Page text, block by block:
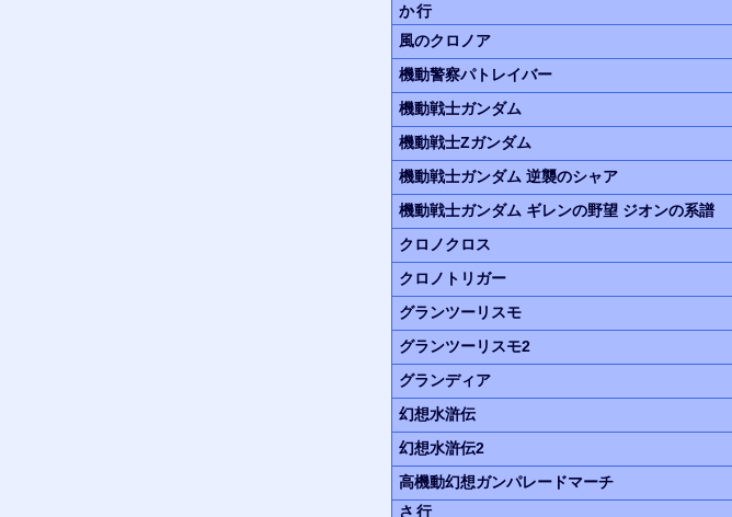
か行
風のクロノア
機動警察パトレイバー
機動戦士ガンダム
機動戦士Zガンダム
機動戦士ガンダム 逆襲のシャア
機動戦士ガンダム ギレンの野望 ジオンの系譜
クロノクロス
クロノトリガー
グランツーリスモ
グランツーリスモ2
グランディア
幻想水滸伝
幻想水滸伝2
高機動幻想ガンパレードマーチ
さ行